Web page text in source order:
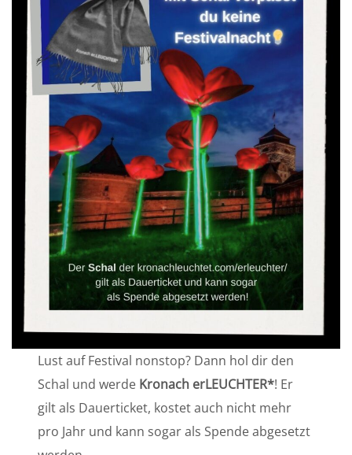
Lust auf Festival nonstop? Dann hol dir den
Schal und werde Kronach erLEUCHTER*! Er
gilt als Dauerticket, kostet auch nicht mehr
pro Jahr und kann sogar als Spende abgesetzt